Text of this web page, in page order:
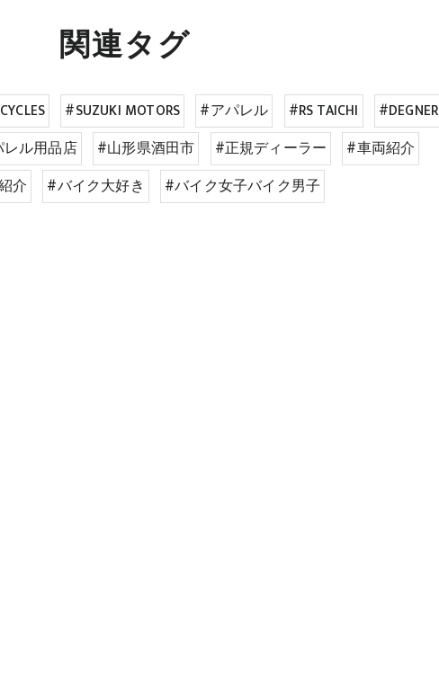
関連タグ
#SUZUKI MOTORS #アパレル #RS TAICHI
#DEGNER
ル用品店 #山形県酒田市 #正規ディーラー
#車両紹介
介
#バイク大好き #バイク女子バイク男子